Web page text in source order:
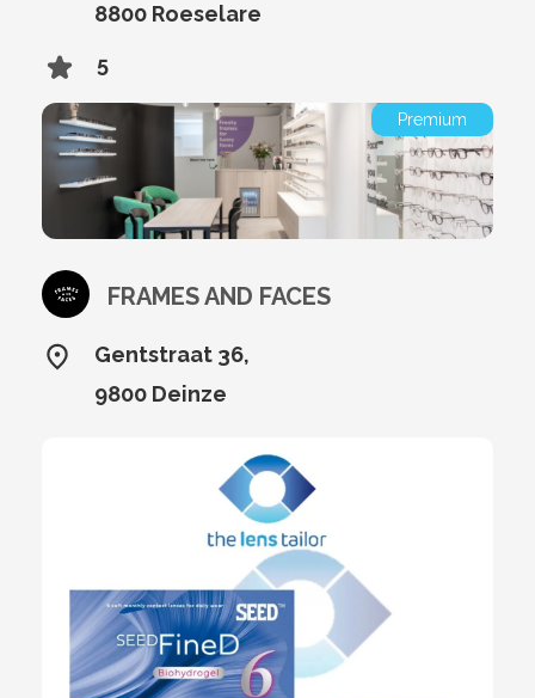
8800 Roeselare
5
Premium
FRAMES AND FACES
Gentstraat 36,
9800 Deinze